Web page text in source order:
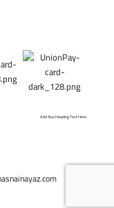
Add Your Heading Text Here